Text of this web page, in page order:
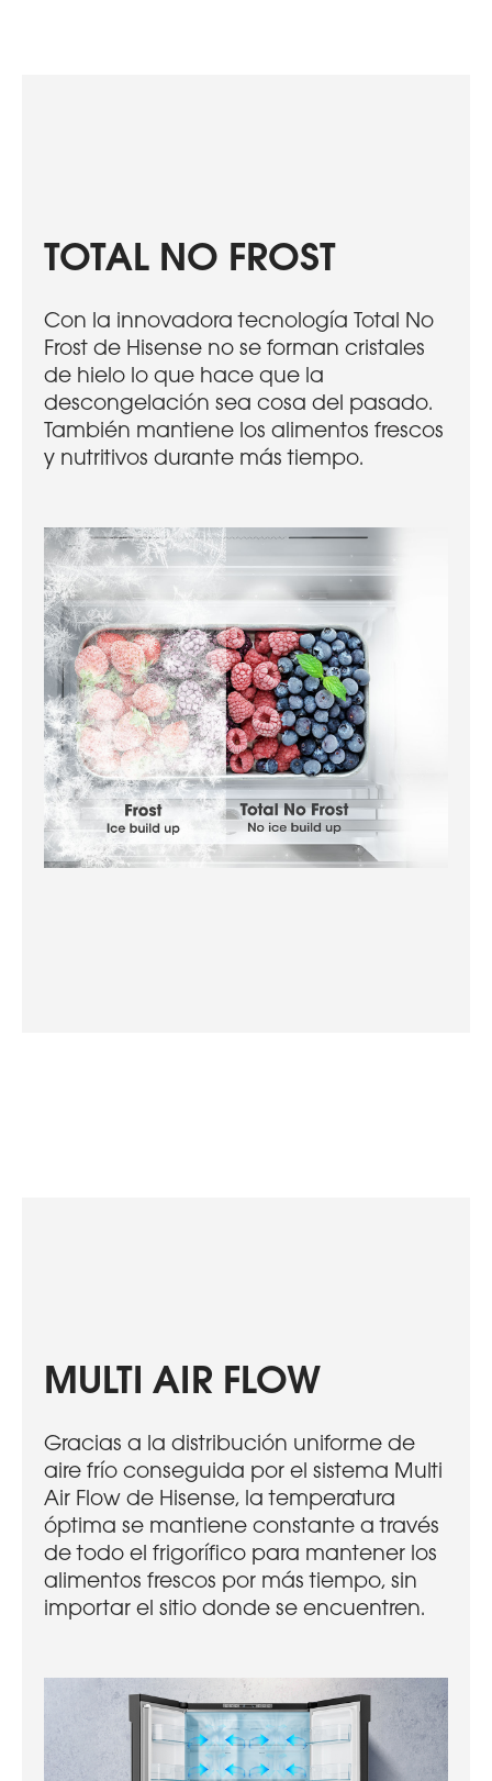
TOTAL NO FROST
Con la innovadora tecnología Total No
Frost de Hisense no se forman cristales
de hielo lo que hace que la
descongelación sea cosa del pasado.
También mantiene los alimentos frescos
y nutritivos durante más tiempo.
MULTI AIR FLOW
Gracias a la distribución uniforme de
aire frío conseguida por el sistema Multi
Air Flow de Hisense, la temperatura
óptima se mantiene constante a través
de todo el frigorífico para mantener los
alimentos frescos por más tiempo, sin
importar el sitio donde se encuentren.